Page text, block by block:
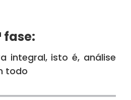
fase:
integral, isto é, análise
todo